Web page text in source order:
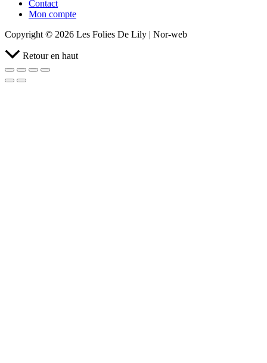
Contact
Mon compte
Copyright © 2026 Les Folies De Lily | Nor-web
Retour en haut